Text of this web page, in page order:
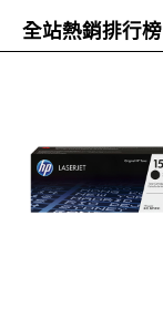
全站熱銷排行榜